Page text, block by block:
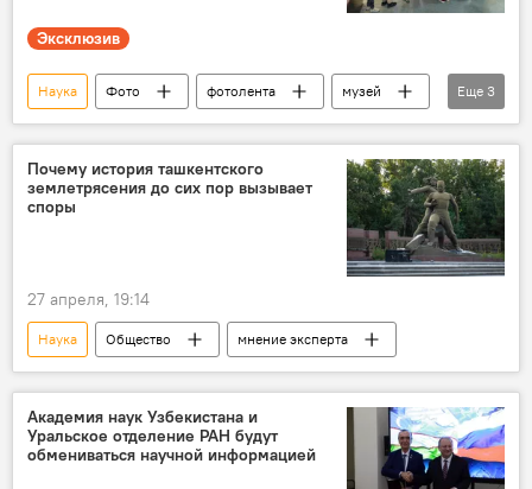
Эксклюзив
Наука Фото фотолента
музей
геология
Узбекистан Ташкент
Еще 3
Почему история ташкентского
землетрясения до сих пор вызывает
споры
27 апреля, 19:14
Наука Общество мнение эксперта
Академия наук Узбекистана и
Уральское отделение РАН будут
обмениваться научной информацией